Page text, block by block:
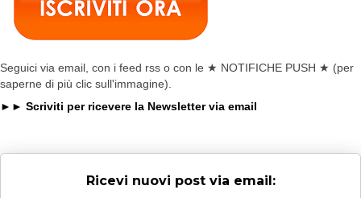
Seguici via email, con i feed rss o con le ★ NOTIFICHE PUSH ★ (per
saperne di più clic sull'immagine).
►► Scriviti per ricevere la Newsletter via email
Ricevi nuovi post via email: